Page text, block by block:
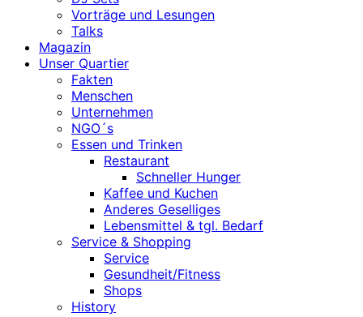
Vorträge und Lesungen
Talks
Magazin
Unser Quartier
Fakten
Menschen
Unternehmen
NGO´s
Essen und Trinken
Restaurant
Schneller Hunger
Kaffee und Kuchen
Anderes Geselliges
Lebensmittel & tgl. Bedarf
Service & Shopping
Service
Gesundheit/Fitness
Shops
History